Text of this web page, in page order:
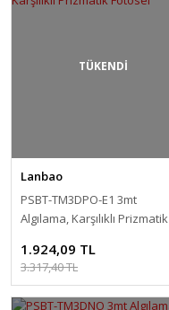
TÜKENDİ
Lanbao
PSBT-TM3DPO-E1 3mt
Algılama, Karşılıklı Prizmatik
1.924,09 TL
3.317,40 TL